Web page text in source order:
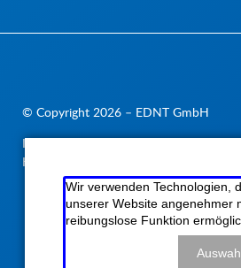
© Copyright 2026 – EDNT GmbH
Navigation
überspringen
Impressum Datenschutzerklärung
Kontakt
Wir verwenden Technologien,
unserer Website angenehmer
reibungslose Funktion